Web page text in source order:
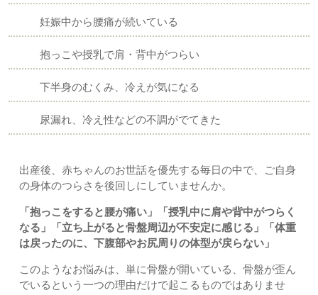
妊娠中から腰痛が続いている
抱っこや授乳で肩・背中がつらい
下半身のむくみ、冷えが気になる
尿漏れ、冷え性などの不調がでてきた
出産後、赤ちゃんのお世話を優先する毎日の中で、ご自身
の身体のつらさを後回しにしていませんか。
「抱っこをすると腰が痛い」「授乳中に肩や背中がつらく
なる」「立ち上がると骨盤周辺が不安定に感じる」「体重
は戻ったのに、下腹部やお尻周りの体型が戻らない」
このようなお悩みは、単に骨盤が開いている、骨盤が歪ん
でいるという一つの理由だけで起こるものではありませ